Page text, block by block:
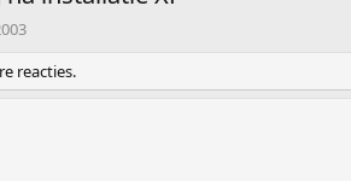
reacties.